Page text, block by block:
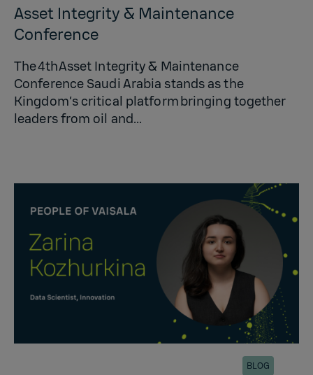
Asset Integrity & Maintenance
Conference
The 4th Asset Integrity & Maintenance
Conference Saudi Arabia stands as the
Kingdom’s critical platform bringing together
leaders from oil and...
BLOG